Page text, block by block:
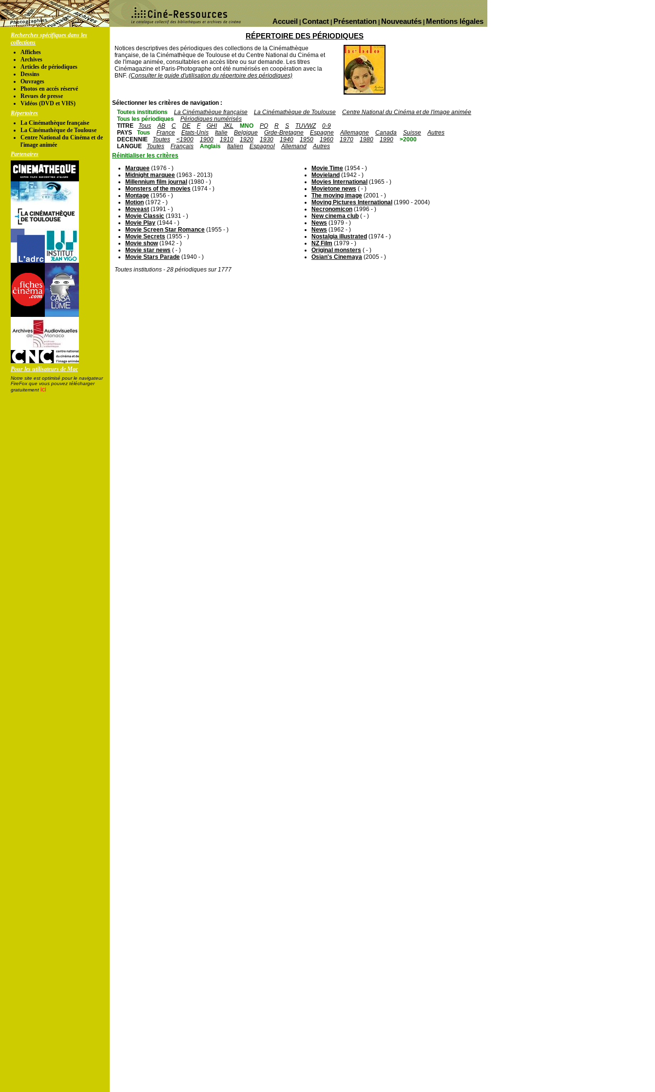
Mentions légales
Nouveautés
Présentation
Contact
Accueil
Recherches spécifiques dans les
collections
Affiches
Archives
Articles de périodiques
Dessins
Ouvrages
Photos en accés réservé
Revues de presse
Vidéos (DVD et VHS)
Répertoires
La Cinémathèque française
La Cinémathèque de Toulouse
Centre National du Cinéma et de
l'image animée
Partenaires
Pour les utilisateurs de Mac
Notre site est optimisé pour le navigateur
FireFox que vous pouvez télécharger
gratuitement ici
RÉPERTOIRE DES PÉRIODIQUES
Notices descriptives des périodiques des collections de la Cinémathèque
française, de la Cinémathèque de Toulouse et du Centre National du Cinéma et
de l'image animée, consultables en accès libre ou sur demande. Les titres
Cinémagazine et Paris-Photographe ont été numérisés en coopération avec la
BNF. (Consulter le guide d'utilisation du répertoire des périodiques)
Sélectionner les critères de navigation :
Toutes institutions
La Cinémathèque française La Cinémathèque de Toulouse
Centre National du Cinéma et de l'image animée
Tous les périodiques
Périodiques numérisés
TITRE
Tous AB C DE F GHI JKL MNO PQ R S TUVWZ
0-9
PAYS
Tous France Etats-Unis Italie Belgique Grde-Bretagne Espagne Allemagne Canada Suisse
Autres
DECENNIE
Toutes <1900 1900 1910 1920 1930 1940 1950 1960 1970 1980 1990
>2000
LANGUE
Toutes Français Anglais Italien Espagnol Allemand
Autres
Réinitialiser les critères
Marquee (1976 - )
Midnight marquee (1963 - 2013)
Millennium film journal (1980 - )
Monsters of the movies (1974 - )
Montage (1956 - )
Motion (1972 - )
Moveast (1991 - )
Movie Classic (1931 - )
Movie Play (1944 - )
Movie Screen Star Romance (1955 - )
Movie Secrets (1955 - )
Movie show(1942 - )
Movie star news ( - )
Movie Stars Parade (1940 - )
Movie Time (1954 - )
Movieland (1942 - )
Movies International (1965 - )
Movietone news ( - )
The moving image (2001 - )
Moving Pictures International (1990 - 2004)
Necronomicon (1996 - )
New cinema club ( - )
News (1979 - )
News (1962 - )
Nostalgia illustrated (1974 - )
NZ Film (1979 - )
Original monsters ( - )
Osian's Cinemaya (2005 - )
Toutes institutions - 28 périodiques sur 1777